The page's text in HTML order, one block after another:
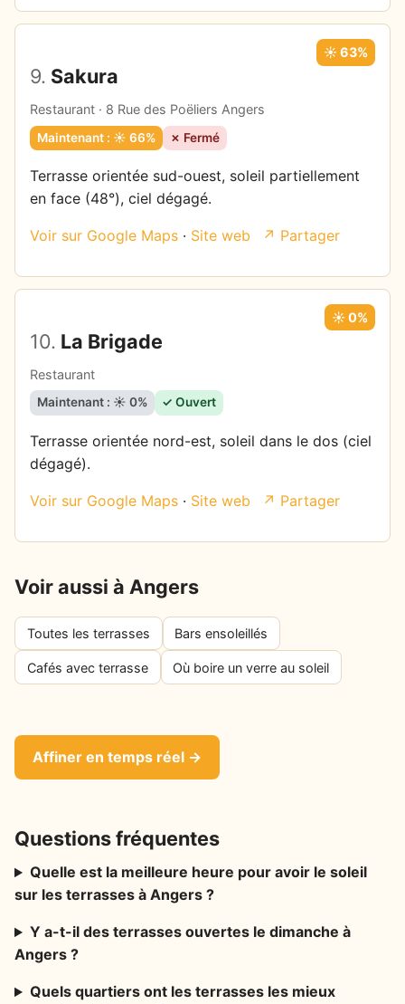
9. Sakura
Restaurant · 8 Rue des Poëliers Angers
☀️ 63%
Maintenant : ☀️ 66% ✗ Fermé
Terrasse orientée sud-ouest, soleil partiellement
en face (48°), ciel dégagé.
Voir sur Google Maps · Site web ↗ Partager
10. La Brigade
Restaurant
☀️ 0%
Maintenant : ☀️ 0% ✓ Ouvert
Terrasse orientée nord-est, soleil dans le dos (ciel
dégagé).
Voir sur Google Maps · Site web ↗ Partager
Voir aussi à Angers
Toutes les terrasses Bars ensoleillés
Cafés avec terrasse Où boire un verre au soleil
Affiner en temps réel →
Questions fréquentes
Quelle est la meilleure heure pour avoir le soleil
sur les terrasses à Angers ?
Y a-t-il des terrasses ouvertes le dimanche à
Angers ?
Quels quartiers ont les terrasses les mieux